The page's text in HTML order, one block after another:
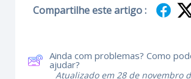
Compartilhe este artigo :
Ainda com problemas? Como
ajudar?
Atualizado em 28 de novembro